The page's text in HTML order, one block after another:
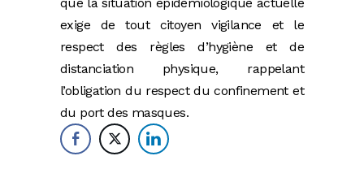
que la situation épidémiologique actuelle
exige de tout citoyen vigilance et le
respect des règles d’hygiène et de
distanciation physique, rappelant
l’obligation du respect du confinement et
du port des masques.